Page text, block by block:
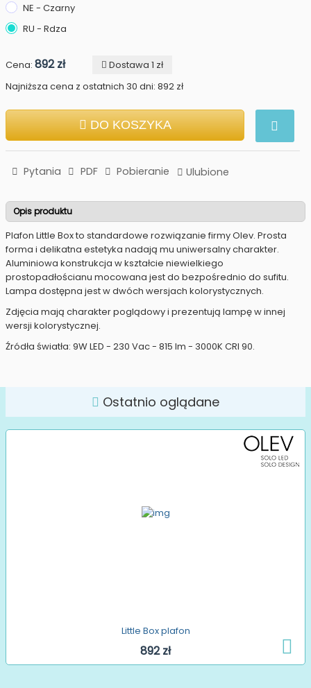
NE - Czarny
RU - Rdza
Cena: 892 zł
Dostawa 1 zł
Najniższa cena z ostatnich 30 dni: 892 zł
DO KOSZYKA
Pytania PDF Pobieranie Ulubione
Opis produktu
Plafon Little Box to standardowe rozwiązanie firmy Olev. Prosta
forma i delikatna estetyka nadają mu uniwersalny charakter.
Aluminiowa konstrukcja w kształcie niewielkiego
prostopadłościanu mocowana jest do bezpośrednio do sufitu.
Lampa dostępna jest w dwóch wersjach kolorystycznych.
Zdjęcia mają charakter poglądowy i prezentują lampę w innej
wersji kolorystycznej.
Źródła światła: 9W LED - 230 Vac - 815 lm - 3000K CRI 90.
Ostatnio oglądane
Little Box plafon
892 zł